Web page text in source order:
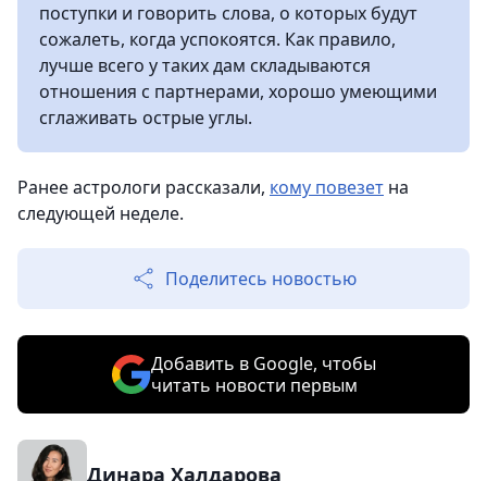
поступки и говорить слова, о которых будут
сожалеть, когда успокоятся. Как правило,
лучше всего у таких дам складываются
отношения с партнерами, хорошо умеющими
сглаживать острые углы.
Ранее астрологи рассказали, кому повезет на
следующей неделе.
Поделитесь новостью
Добавить в Google, чтобы
читать новости первым
Динара Халдарова